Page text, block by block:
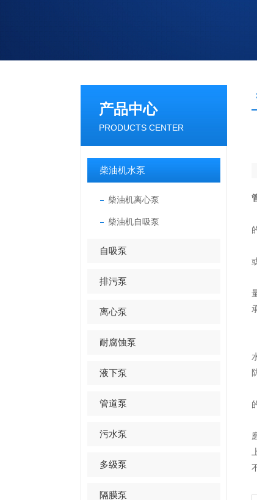
产品中心
PRODUCTS CENTER
柴油机水泵
柴油机离心泵
柴油机自吸泵
自吸泵
排污泵
离心泵
耐腐蚀泵
液下泵
管道泵
污水泵
多级泵
隔膜泵